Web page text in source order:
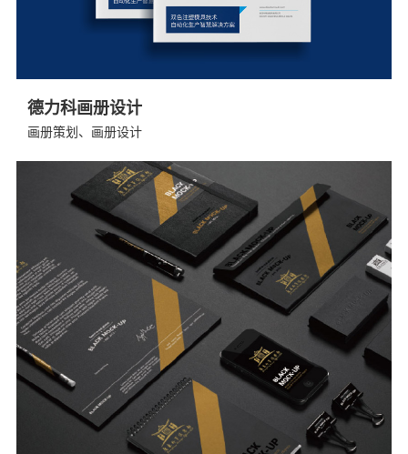
德力科画册设计
画册策划、画册设计